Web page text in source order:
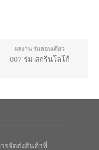
ผลงาน ร่มตอนเดียว
007 ร่ม สกรีนโลโก้
รจัดส่งสินค้าที่